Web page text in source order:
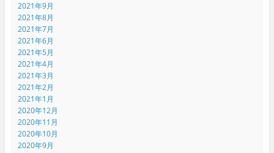
2021年9月
2021年8月
2021年7月
2021年6月
2021年5月
2021年4月
2021年3月
2021年2月
2021年1月
2020年12月
2020年11月
2020年10月
2020年9月